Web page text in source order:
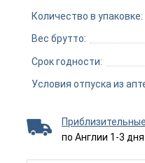
Количество в упаковке:
Вес брутто:
Срок годности:
Условия отпуска из
по Англии 1-3